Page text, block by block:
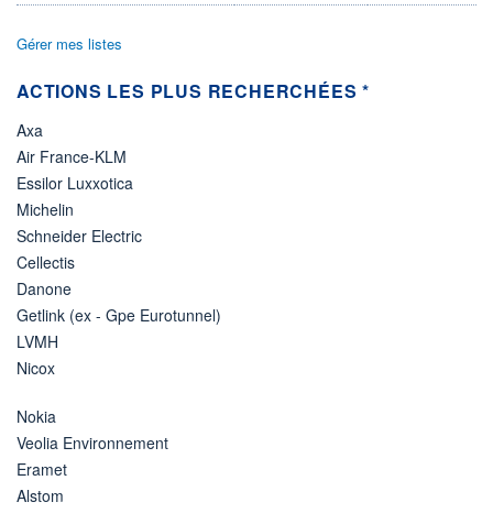
Gérer mes listes
ACTIONS LES PLUS RECHERCHÉES *
Axa
Air France-KLM
Essilor Luxxotica
Michelin
Schneider Electric
Cellectis
Danone
Getlink (ex - Gpe Eurotunnel)
LVMH
Nicox
Nokia
Veolia Environnement
Eramet
Alstom